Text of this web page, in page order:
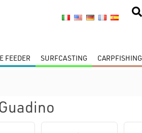
FEEDER SURFCASTING CARPFISHING